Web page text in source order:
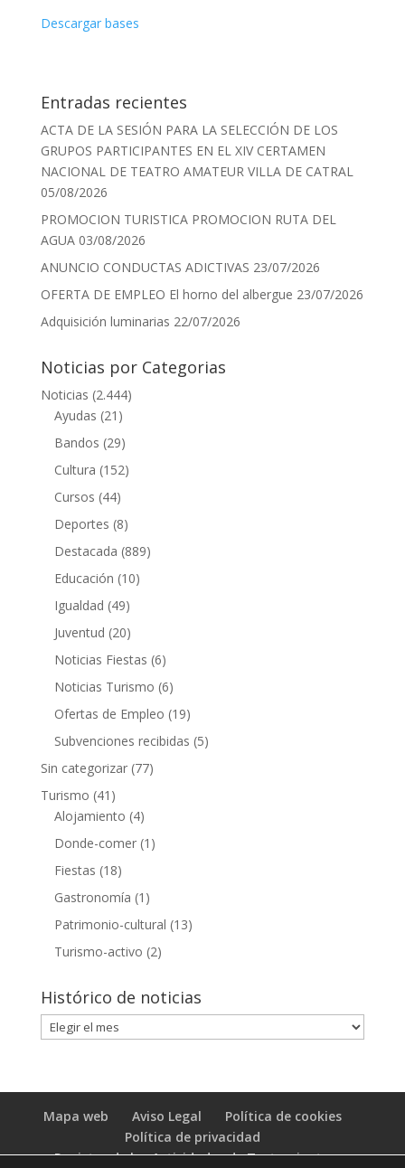
Descargar bases
Entradas recientes
ACTA DE LA SESIÓN PARA LA SELECCIÓN DE LOS
GRUPOS PARTICIPANTES EN EL XIV CERTAMEN
NACIONAL DE TEATRO AMATEUR VILLA DE CATRAL
05/08/2026
PROMOCION TURISTICA PROMOCION RUTA DEL
AGUA 03/08/2026
ANUNCIO CONDUCTAS ADICTIVAS 23/07/2026
OFERTA DE EMPLEO El horno del albergue 23/07/2026
Adquisición luminarias 22/07/2026
Noticias por Categorias
Noticias (2.444)
Ayudas (21)
Bandos (29)
Cultura (152)
Cursos (44)
Deportes (8)
Destacada (889)
Educación (10)
Igualdad (49)
Juventud (20)
Noticias Fiestas (6)
Noticias Turismo (6)
Ofertas de Empleo (19)
Subvenciones recibidas (5)
Sin categorizar(77)
Turismo (41)
Alojamiento (4)
Donde-comer(1)
Fiestas (18)
Gastronomía (1)
Patrimonio-cultural (13)
Turismo-activo (2)
Histórico de noticias
Histórico
de
Mapa web Aviso Legal
Política de cookies
Política de privacidad
Registro de las Actividades de Tratamiento